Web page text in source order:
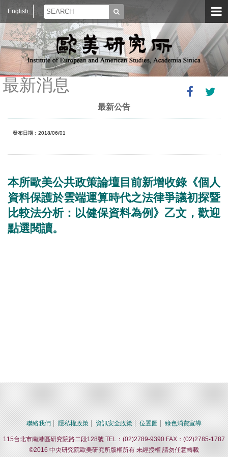
English
最新消息
最新公告
發布日期：2018/06/01
本所歐美公共政策論壇目前新增收錄《個人
資料保護於雲端運算時代之法律爭議初探暨
比較法分析：以健保資料為例》乙文，歡迎
點選閱讀。
聯絡我們 隱私權政策 資訊安全政策 位置圖 綠色消費宣導
115台北市南港區研究院路二段128號 TEL：(02)2789-9390 FAX：(02)2785-1787
©2016 中央研究院歐美研究所版權所有 未經授權 請勿任意轉載